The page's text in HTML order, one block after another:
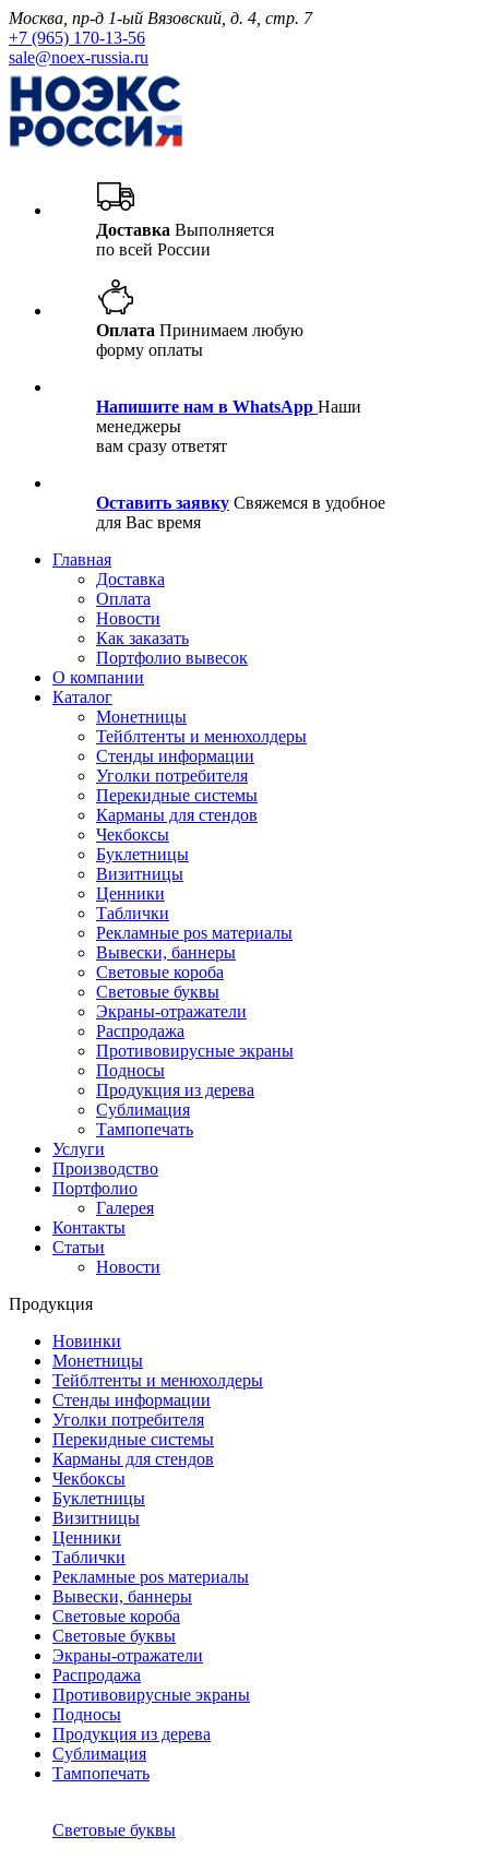
Москва, пр-д 1-ый Вязовский, д. 4, стр. 7
+7 (965) 170-13-56
sale@noex-russia.ru
Доставка Выполняется
по всей России
Оплата Принимаем любую
форму оплаты
Напишите нам в WhatsApp Наши
менеджеры
вам сразу ответят
Оставить заявку Свяжемся в удобное
для Вас время
Главная
Доставка
Оплата
Новости
Как заказать
Портфолио вывесок
О компании
Каталог
Монетницы
Тейблтенты и менюхолдеры
Стенды информации
Уголки потребителя
Перекидные системы
Карманы для стендов
Чекбоксы
Буклетницы
Визитницы
Ценники
Таблички
Рекламные pos материалы
Вывески, баннеры
Световые короба
Световые буквы
Экраны-отражатели
Распродажа
Противовирусные экраны
Подносы
Продукция из дерева
Сублимация
Тампопечать
Услуги
Производство
Портфолио
Галерея
Контакты
Статьи
Новости
Продукция
Новинки
Монетницы
Тейблтенты и менюхолдеры
Стенды информации
Уголки потребителя
Перекидные системы
Карманы для стендов
Чекбоксы
Буклетницы
Визитницы
Ценники
Таблички
Рекламные pos материалы
Вывески, баннеры
Световые короба
Световые буквы
Экраны-отражатели
Распродажа
Противовирусные экраны
Подносы
Продукция из дерева
Сублимация
Тампопечать
Световые буквы